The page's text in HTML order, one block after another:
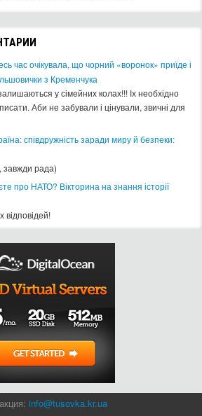
час очікувала, що чорний «воронок» приїде і
з Кременчука
у сімейних колах!!! Іх необхідно
Аби не забували і цінували, звичні для
співдружність заради миру й безпеки:
завжди рада)
про НАТО? Вікторина на знання історії
відповідей!
info@tusovka.kr.ua